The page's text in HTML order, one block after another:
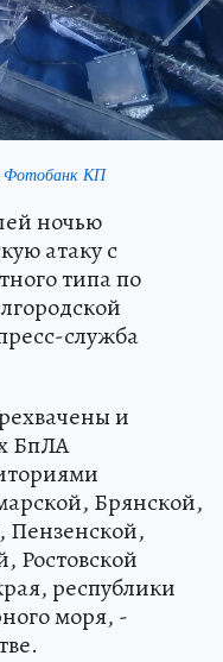
Фотобанк КП
ночью
атаку с
типа по
служба
и
БпЛА
Брянской,
Пензенской,
Ростовской
республики
моря, -